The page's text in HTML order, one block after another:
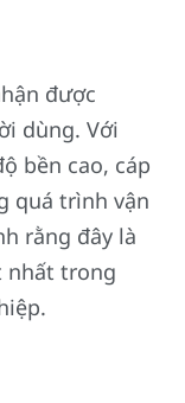
được
dùng. Với
bền cao, cáp
quá trình vận
rằng đây là
nhất trong